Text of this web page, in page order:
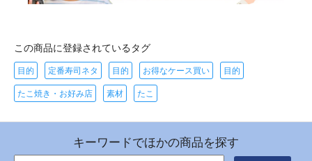
この商品に登録されているタグ
目的 定番寿司ネタ 目的 お得なケース買い 目的
たこ焼き・お好み店 素材 たこ
キーワードでほかの商品を探す